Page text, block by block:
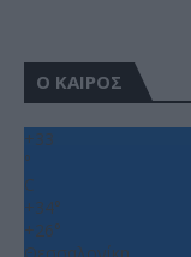
Ο ΚΑΙΡΟΣ
+33
°
C
+34°
+26°